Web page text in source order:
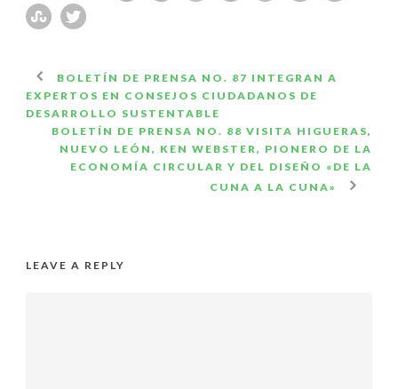
BOLETÍN DE PRENSA NO. 87 INTEGRAN A
EXPERTOS EN CONSEJOS CIUDADANOS DE
DESARROLLO SUSTENTABLE
BOLETÍN DE PRENSA NO. 88 VISITA HIGUERAS,
NUEVO LEÓN, KEN WEBSTER, PIONERO DE LA
ECONOMÍA CIRCULAR Y DEL DISEÑO «DE LA
CUNA A LA CUNA»
LEAVE A REPLY